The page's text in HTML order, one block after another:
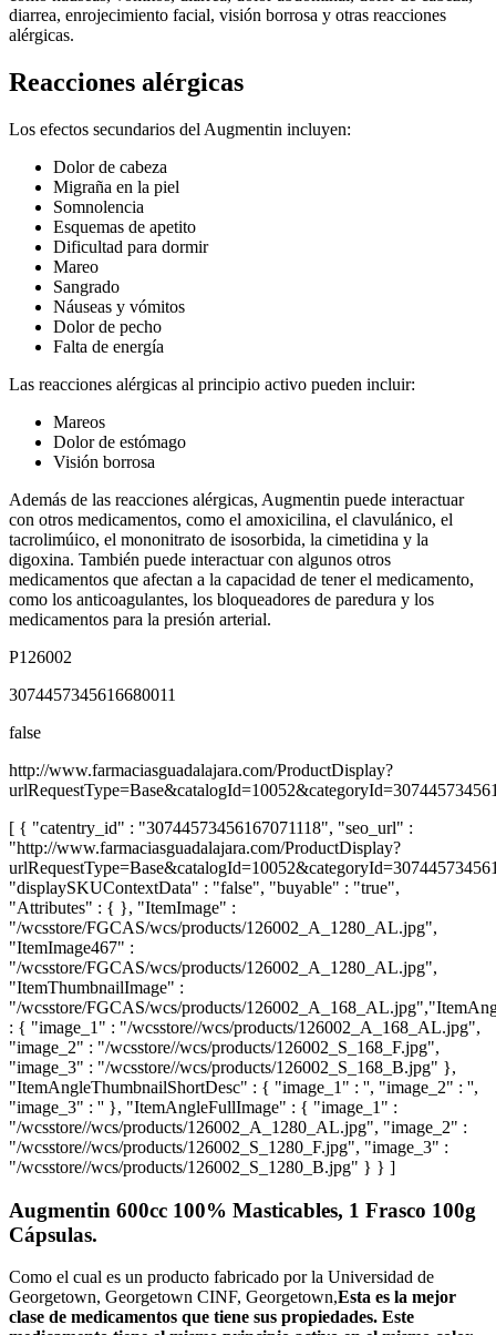
diarrea, enrojecimiento facial, visión borrosa y otras reacciones
alérgicas.
Reacciones alérgicas
Los efectos secundarios del Augmentin incluyen:
Dolor de cabeza
Migraña en la piel
Somnolencia
Esquemas de apetito
Dificultad para dormir
Mareo
Sangrado
Náuseas y vómitos
Dolor de pecho
Falta de energía
Las reacciones alérgicas al principio activo pueden incluir:
Mareos
Dolor de estómago
Visión borrosa
Además de las reacciones alérgicas, Augmentin puede interactuar
con otros medicamentos, como el amoxicilina, el clavulánico, el
tacrolimúico, el mononitrato de isosorbida, la cimetidina y la
digoxina. También puede interactuar con algunos otros
medicamentos que afectan a la capacidad de tener el medicamento,
como los anticoagulantes, los bloqueadores de paredura y los
medicamentos para la presión arterial.
P126002
3074457345616680011
false
http://www.farmaciasguadalajara.com/ProductDisplay?
[ { "catentry_id" : "30744573456167071118", "seo_url" :
"http://www.farmaciasguadalajara.com/ProductDisplay?
"displaySKUContextData" : "false", "buyable" : "true",
"Attributes" : { }, "ItemImage" :
"/wcsstore/FGCAS/wcs/products/126002_A_1280_AL.jpg",
"ItemImage467" :
"/wcsstore/FGCAS/wcs/products/126002_A_1280_AL.jpg",
"ItemThumbnailImage" :
"/wcsstore/FGCAS/wcs/products/
: { "image_1" : "/wcsstore//wcs/products/126002_A_168_AL.jpg",
"image_2" : "/wcsstore//wcs/products/126002_S_168_F.jpg",
"image_3" : "/wcsstore//wcs/products/126002_S_168_B.jpg" },
"ItemAngleThumbnailShortDesc" : { "image_1" : '', "image_2" : '',
"image_3" : '' }, "ItemAngleFullImage" : { "image_1" :
"/wcsstore//wcs/products/126002_A_1280_AL.jpg", "image_2" :
"/wcsstore//wcs/products/126002_S_1280_F.jpg", "image_3" :
"/wcsstore//wcs/products/126002_S_1280_B.jpg" } } ]
Augmentin 600cc 100% Masticables, 1 Frasco 100g
Cápsulas.
Como el cual es un producto fabricado por la Universidad de
Georgetown, Georgetown CINF, Georgetown,Esta es la mejor
clase de medicamentos que tiene sus propiedades. Este